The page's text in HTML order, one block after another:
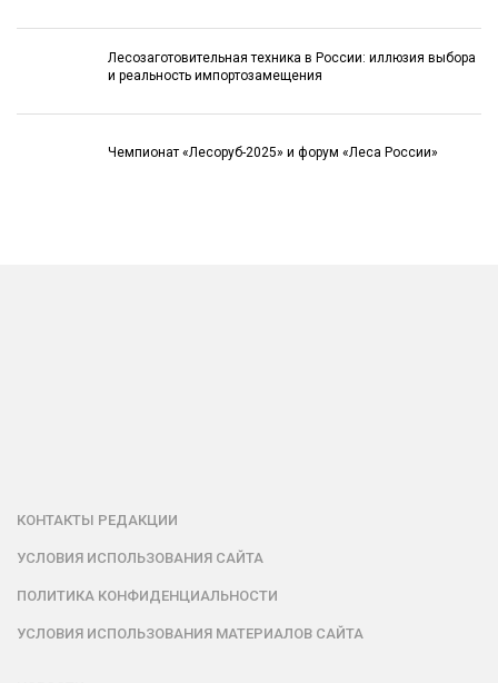
Лесозаготовительная техника в России: иллюзия выбора
и реальность импортозамещения
Чемпионат «Лесоруб-2025» и форум «Леса России»
КОНТАКТЫ РЕДАКЦИИ
УСЛОВИЯ ИСПОЛЬЗОВАНИЯ САЙТА
ПОЛИТИКА КОНФИДЕНЦИАЛЬНОСТИ
УСЛОВИЯ ИСПОЛЬЗОВАНИЯ МАТЕРИАЛОВ САЙТА